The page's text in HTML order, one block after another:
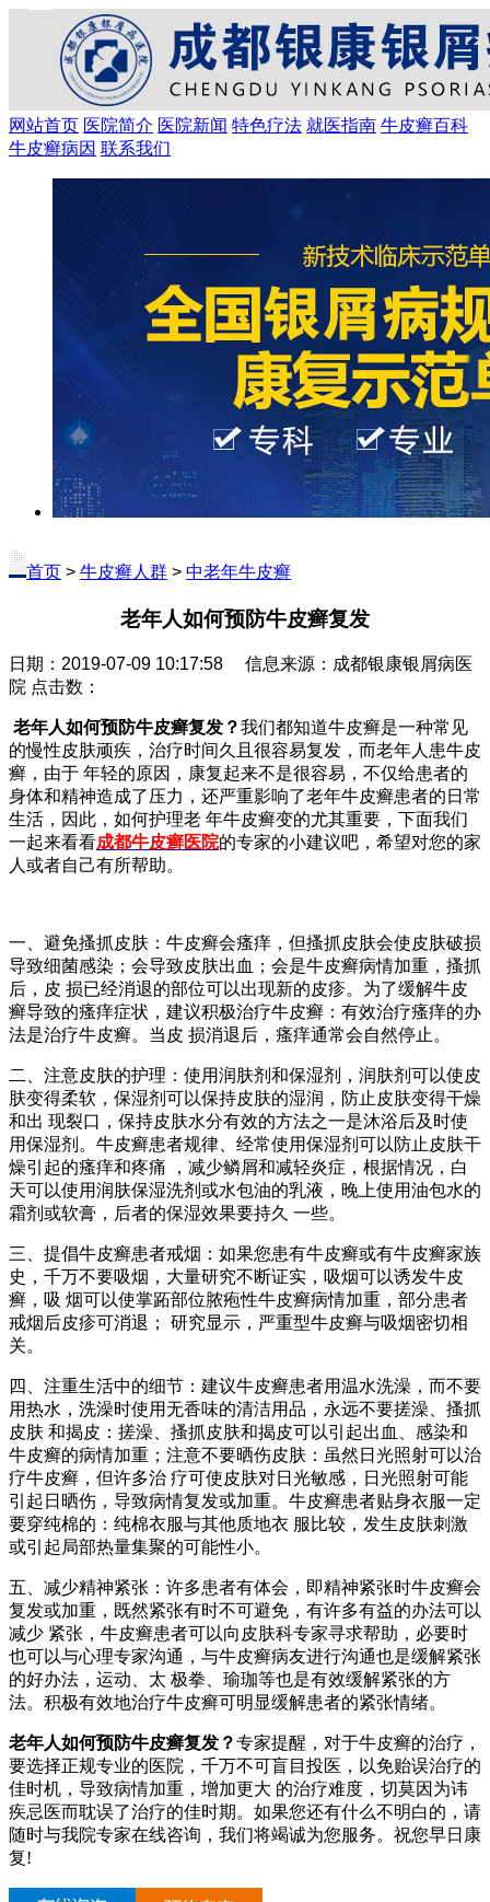
网站首页 医院简介 医院新闻 特色疗法 就医指南 牛皮癣百科
牛皮癣病因 联系我们
首页 > 牛皮癣人群 > 中老年牛皮癣
老年人如何预防牛皮癣复发
日期：2019-07-09 10:17:58 信息来源：成都银康银屑病医
院 点击数：
老年人如何预防牛皮癣复发？我们都知道牛皮癣是一种常见
的慢性皮肤顽疾，治疗时间久且很容易复发，而老年人患牛皮
癣，由于 年轻的原因，康复起来不是很容易，不仅给患者的
身体和精神造成了压力，还严重影响了老年牛皮癣患者的日常
生活，因此，如何护理老 年牛皮癣变的尤其重要，下面我们
一起来看看成都牛皮癣医院的专家的小建议吧，希望对您的家
人或者自己有所帮助。
一、避免搔抓皮肤：牛皮癣会瘙痒，但搔抓皮肤会使皮肤破损
导致细菌感染；会导致皮肤出血；会是牛皮癣病情加重，搔抓
后，皮 损已经消退的部位可以出现新的皮疹。为了缓解牛皮
癣导致的瘙痒症状，建议积极治疗牛皮癣：有效治疗瘙痒的办
法是治疗牛皮癣。当皮 损消退后，瘙痒通常会自然停止。
二、注意皮肤的护理：使用润肤剂和保湿剂，润肤剂可以使皮
肤变得柔软，保湿剂可以保持皮肤的湿润，防止皮肤变得干燥
和出 现裂口，保持皮肤水分有效的方法之一是沐浴后及时使
用保湿剂。牛皮癣患者规律、经常使用保湿剂可以防止皮肤干
燥引起的瘙痒和疼痛 ，减少鳞屑和减轻炎症，根据情况，白
天可以使用润肤保湿洗剂或水包油的乳液，晚上使用油包水的
霜剂或软膏，后者的保湿效果要持久 一些。
三、提倡牛皮癣患者戒烟：如果您患有牛皮癣或有牛皮癣家族
史，千万不要吸烟，大量研究不断证实，吸烟可以诱发牛皮
癣，吸 烟可以使掌跖部位脓疱性牛皮癣病情加重，部分患者
戒烟后皮疹可消退； 研究显示，严重型牛皮癣与吸烟密切相
关。
四、注重生活中的细节：建议牛皮癣患者用温水洗澡，而不要
用热水，洗澡时使用无香味的清洁用品，永远不要搓澡、搔抓
皮肤 和揭皮：搓澡、搔抓皮肤和揭皮可以引起出血、感染和
牛皮癣的病情加重；注意不要晒伤皮肤：虽然日光照射可以治
疗牛皮癣，但许多治 疗可使皮肤对日光敏感，日光照射可能
引起日晒伤，导致病情复发或加重。牛皮癣患者贴身衣服一定
要穿纯棉的：纯棉衣服与其他质地衣 服比较，发生皮肤刺激
或引起局部热量集聚的可能性小。
五、减少精神紧张：许多患者有体会，即精神紧张时牛皮癣会
复发或加重，既然紧张有时不可避免，有许多有益的办法可以
减少 紧张，牛皮癣患者可以向皮肤科专家寻求帮助，必要时
也可以与心理专家沟通，与牛皮癣病友进行沟通也是缓解紧张
的好办法，运动、太 极拳、瑜珈等也是有效缓解紧张的方
法。积极有效地治疗牛皮癣可明显缓解患者的紧张情绪。
老年人如何预防牛皮癣复发？专家提醒，对于牛皮癣的治疗，
要选择正规专业的医院，千万不可盲目投医，以免贻误治疗的
佳时机，导致病情加重，增加更大 的治疗难度，切莫因为讳
疾忌医而耽误了治疗的佳时期。如果您还有什么不明白的，请
随时与我院专家在线咨询，我们将竭诚为您服务。祝您早日康
复!